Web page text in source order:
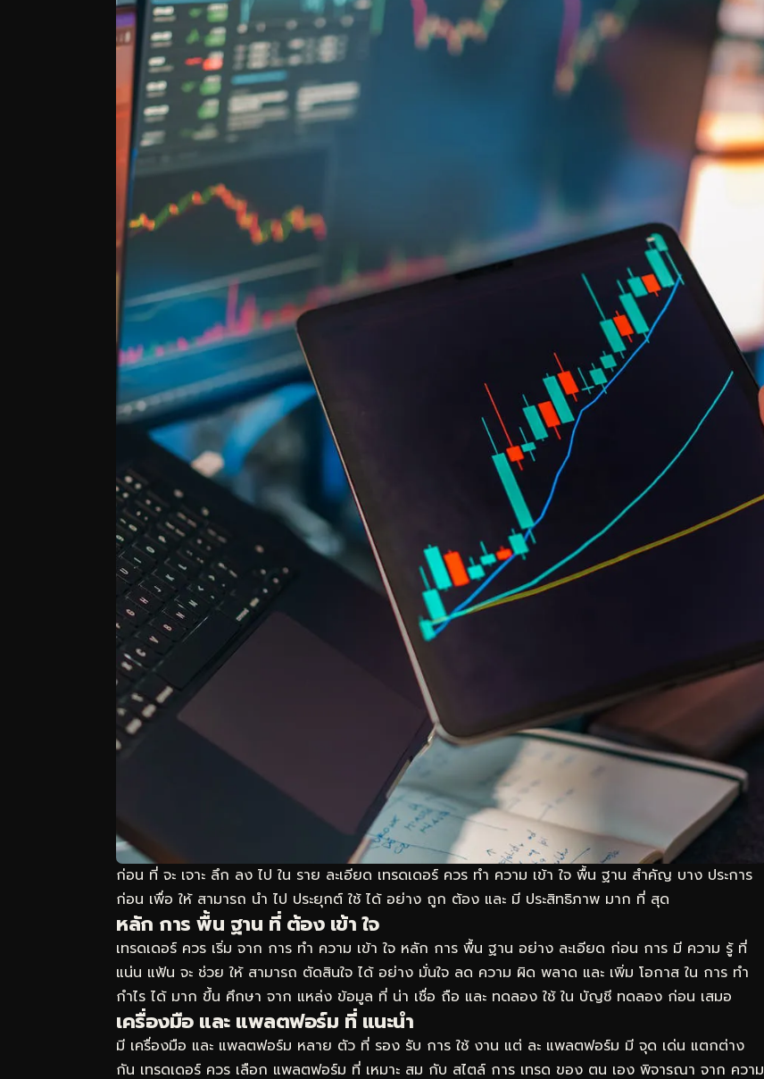
ก่อน ที่ จะ เจาะ ลึก ลง ไป ใน ราย ละเอียด เทรดเดอร์ ควร ทำ ความ เข้า ใจ พื้น ฐาน สำคัญ บาง ประการ
ก่อน เพื่อ ให้ สามารถ นำ ไป ประยุกต์ ใช้ ได้ อย่าง ถูก ต้อง และ มี ประสิทธิภาพ มาก ที่ สุด
หลัก การ พื้น ฐาน ที่ ต้อง เข้า ใจ
เทรดเดอร์ ควร เริ่ม จาก การ ทำ ความ เข้า ใจ หลัก การ พื้น ฐาน อย่าง ละเอียด ก่อน การ มี ความ รู้ ที่
แน่น แฟ้น จะ ช่วย ให้ สามารถ ตัดสินใจ ได้ อย่าง มั่นใจ ลด ความ ผิด พลาด และ เพิ่ม โอกาส ใน การ ทำ
กำไร ได้ มาก ขึ้น ศึกษา จาก แหล่ง ข้อมูล ที่ น่า เชื่อ ถือ และ ทดลอง ใช้ ใน บัญชี ทดลอง ก่อน เสมอ
เครื่องมือ และ แพลตฟอร์ม ที่ แนะนำ
มี เครื่องมือ และ แพลตฟอร์ม หลาย ตัว ที่ รอง รับ การ ใช้ งาน แต่ ละ แพลตฟอร์ม มี จุด เด่น แตกต่าง
กัน เทรดเดอร์ ควร เลือก แพลตฟอร์ม ที่ เหมาะ สม กับ สไตล์ การ เทรด ของ ตน เอง พิจารณา จาก ความ